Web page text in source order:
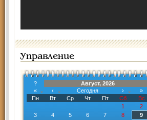
Управление
?
Август, 2026
«
‹ Сегодня ›
»
Пн
Вт Ср Чт Пт Сб
Вс
1
2
3
4 5 6 7 8
9